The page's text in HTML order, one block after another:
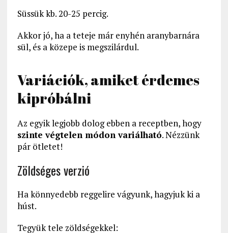
Süssük kb. 20-25 percig.
Akkor jó, ha a teteje már enyhén aranybarnára
sül, és a közepe is megszilárdul.
Variációk, amiket érdemes
kipróbálni
Az egyik legjobb dolog ebben a receptben, hogy
szinte végtelen módon variálható. Nézzünk
pár ötletet!
Zöldséges verzió
Ha könnyedebb reggelire vágyunk, hagyjuk ki a
húst.
Tegyük tele zöldségekkel: